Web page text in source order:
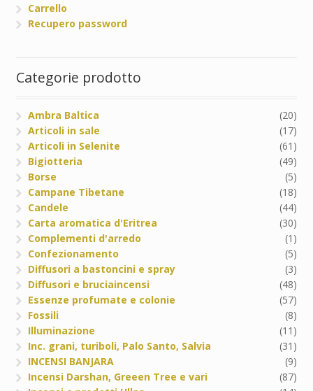
Carrello
Recupero password
Categorie prodotto
Ambra Baltica
(20)
Articoli in sale
(17)
Articoli in Selenite
(61)
Bigiotteria
(49)
Borse
(5)
Campane Tibetane
(18)
Candele
(44)
Carta aromatica d'Eritrea
(30)
Complementi d'arredo
(1)
Confezionamento
(5)
Diffusori a bastoncini e spray
(3)
Diffusori e bruciaincensi
(48)
Essenze profumate e colonie
(57)
Fossili
(8)
Illuminazione
(11)
Inc. grani, turiboli, Palo Santo, Salvia
(31)
INCENSI BANJARA
(9)
Incensi Darshan, Greeen Tree e vari
(87)